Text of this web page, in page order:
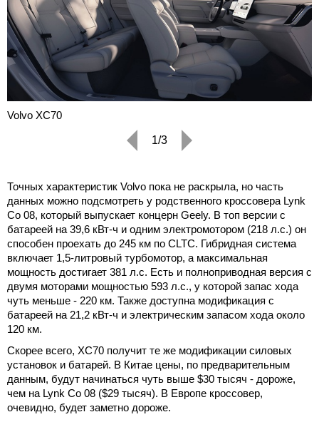
Volvo XC70
1/3
Точных характеристик Volvo пока не раскрыла, но часть
данных можно подсмотреть у родственного кроссовера Lynk
Co 08, который выпускает концерн Geely. В топ версии с
батареей на 39,6 кВт-ч и одним электромотором (218 л.с.) он
способен проехать до 245 км по CLTC. Гибридная система
включает 1,5-литровый турбомотор, а максимальная
мощность достигает 381 л.с. Есть и полноприводная версия с
двумя моторами мощностью 593 л.с., у которой запас хода
чуть меньше - 220 км. Также доступна модификация с
батареей на 21,2 кВт-ч и электрическим запасом хода около
120 км.
Скорее всего, XC70 получит те же модификации силовых
установок и батарей. В Китае цены, по предварительным
данным, будут начинаться чуть выше $30 тысяч - дороже,
чем на Lynk Co 08 ($29 тысяч). В Европе кроссовер,
очевидно, будет заметно дороже.